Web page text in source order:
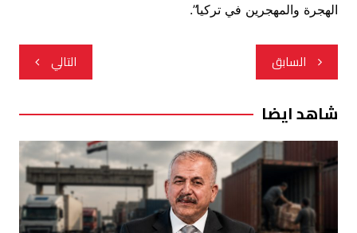
الهجرة والمهجرين في تركيا”.
تصفّح
المقالات
السابق التالي
شاهد ايضا